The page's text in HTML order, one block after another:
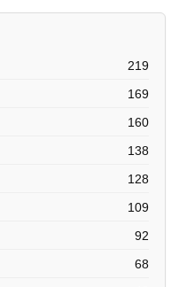
219
169
160
138
128
109
92
68